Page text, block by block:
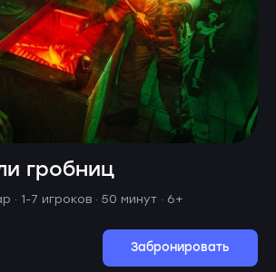
гробниц
· 1-7 игроков · 50 минут · 6+
Забронировать